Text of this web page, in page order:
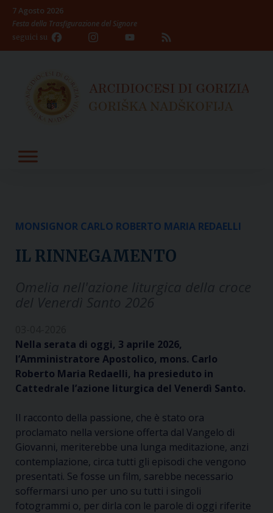
Skip
content
7 Agosto 2026
Festa della Trasfigurazione del Signore
seguici su Facebook InstagramYouTube
Channel
MONSIGNOR CARLO ROBERTO MARIA REDAELLI
IL RINNEGAMENTO
Nella serata di oggi, 3 aprile 2026,
l’Amministratore Apostolico, mons. Carlo
Roberto Maria Redaelli, ha presieduto in
Cattedrale l’azione liturgica del Venerdì Santo.
Il racconto della passione, che è stato ora
proclamato nella versione offerta dal Vangelo di
Giovanni, meriterebbe una lunga meditazione, anzi
contemplazione, circa tutti gli episodi che vengono
presentati. Se fosse un film, sarebbe necessario
soffermarsi uno per uno su tutti i singoli
fotogrammi o, per dirla con le parole di oggi riferite